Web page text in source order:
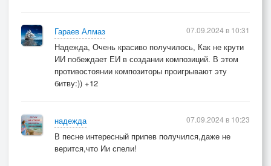
Гараев Алмаз
Надежда, Очень красиво получилось, Как не крути
ИИ побеждает ЕИ в создании композиций. В этом
противостоянии композиторы проигрывают эту
битву:)) +12
07.09.2024 в 10:31
надежда
В песне интересный припев получился,даже не
верится,что Ии спели!
07.09.2024 в 10:23